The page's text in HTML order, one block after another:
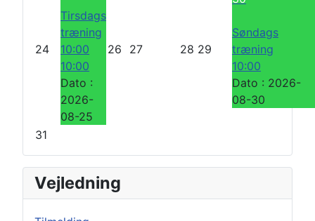
24
Tirsdags
træning
10:00
10:00
Dato :
2026-
08-25
26 27 28 29
Søndags
træning
10:00
Dato : 2026-
08-30
31
Vejledning